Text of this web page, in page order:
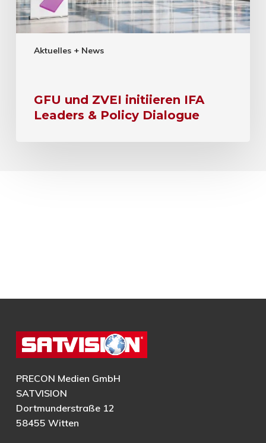
Aktuelles + News
GFU und ZVEI initiieren IFA
Leaders & Policy Dialogue
PRECON Medien GmbH
SATVISION
Dortmunderstraße 12
58455 Witten